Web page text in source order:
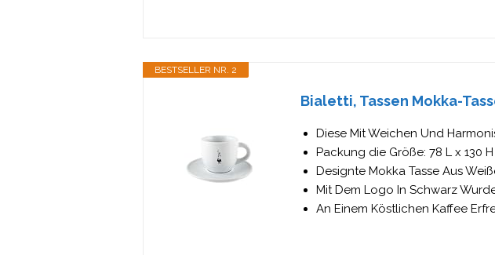
BESTSELLER NR. 2
Bialetti, Tassen Mokka-
Diese Mit Weichen Und
Packung die Größe: 78 L x 130
Designte Mokka Tasse Aus
Mit Dem Logo In Schwarz
An Einem Köstlichen Kaffee